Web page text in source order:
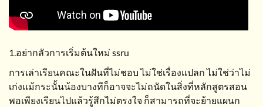
1.อย่ากลัวการเริ่มต้นใหม่ ssru
การเล่าเรียนคณะในฝันที่ไม่ชอบ ไม่ใช่เรื่องแปลก ไม่ใช่ว่าไม่
เก่งแม้กระนั้นน้องบางทีก็อาจจะไม่ถนัดในสิ่งที่หลักสูตรสอน
พอเพียงเรียนไปแล้วรู้สึกไม่ตรงใจ ก็สามารถที่จะย้ายแผนก